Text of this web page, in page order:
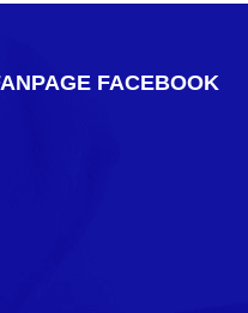
FACEBOOK